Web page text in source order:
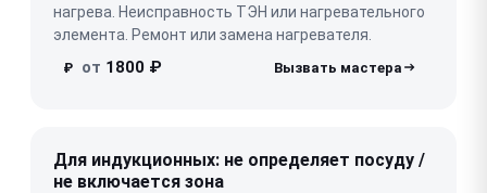
нагрева. Неисправность ТЭН или нагревательного
элемента. Ремонт или замена нагревателя.
₽ от 1800 ₽
Для индукционных: не определяет посуду /
не включается зона